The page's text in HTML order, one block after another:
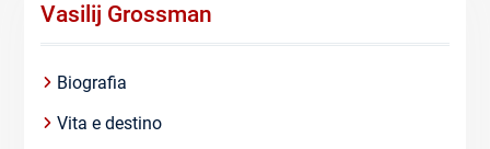
Vasilij Grossman
Biografia
Vita e destino